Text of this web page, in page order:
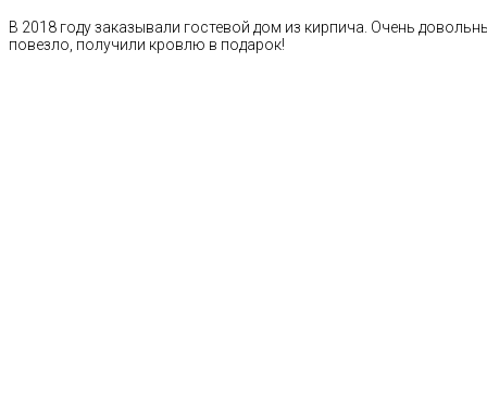
В 2018 году заказывали гостевой дом из кирпича. Очень
повезло, получили кровлю в подарок!